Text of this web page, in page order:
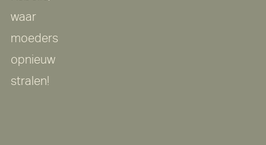
waar
moeders
opnieuw
stralen!